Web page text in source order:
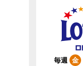
毎週 金